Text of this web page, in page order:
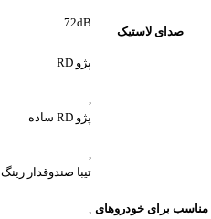
صدای لاستیک
72dB
مناسب برای خودروهای
پژو RD
,
پژو RD ساده
,
تیبا صندوقدار رینگ 13 فولادی
,